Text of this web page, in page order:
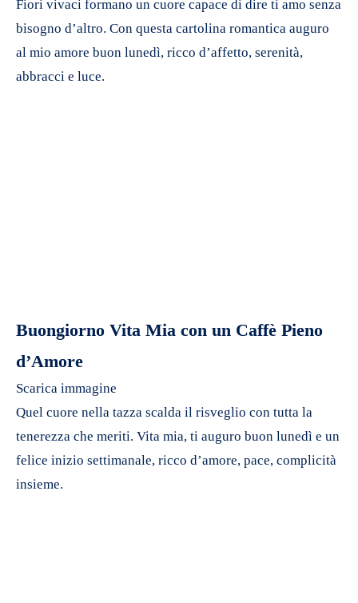
Fiori vivaci formano un cuore capace di dire ti amo senza
bisogno d’altro. Con questa cartolina romantica auguro
al mio amore buon lunedì, ricco d’affetto, serenità,
abbracci e luce.
Buongiorno Vita Mia con un Caffè Pieno
d’Amore
Scarica immagine
Quel cuore nella tazza scalda il risveglio con tutta la
tenerezza che meriti. Vita mia, ti auguro buon lunedì e un
felice inizio settimanale, ricco d’amore, pace, complicità
insieme.